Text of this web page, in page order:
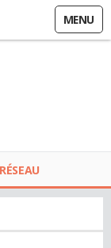
MENU
RÉSEAU